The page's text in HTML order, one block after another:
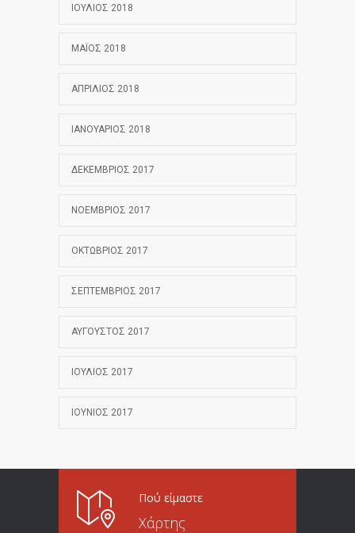
ΙΟΎΛΙΟΣ 2018
ΜΆΙΟΣ 2018
ΑΠΡΊΛΙΟΣ 2018
ΙΑΝΟΥΆΡΙΟΣ 2018
ΔΕΚΈΜΒΡΙΟΣ 2017
ΝΟΈΜΒΡΙΟΣ 2017
ΟΚΤΏΒΡΙΟΣ 2017
ΣΕΠΤΈΜΒΡΙΟΣ 2017
ΑΎΓΟΥΣΤΟΣ 2017
ΙΟΎΛΙΟΣ 2017
ΙΟΎΝΙΟΣ 2017
Πού είμαστε
Χάρτης